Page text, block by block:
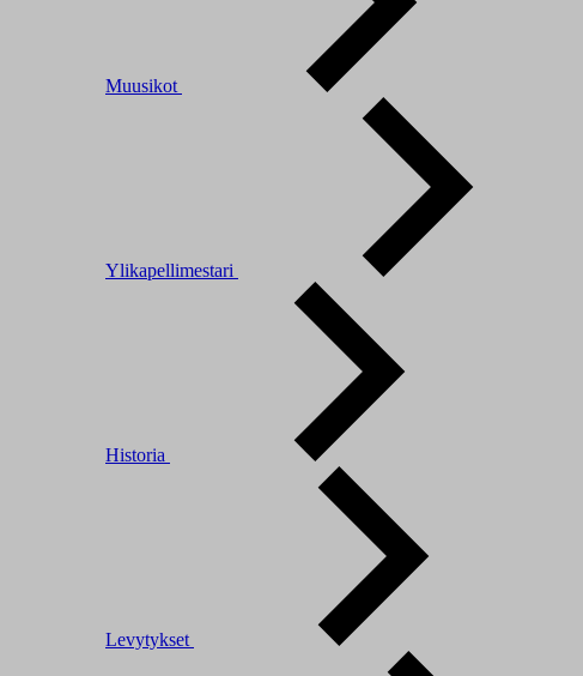
Muusikot
Ylikapellimestari
Historia
Levytykset